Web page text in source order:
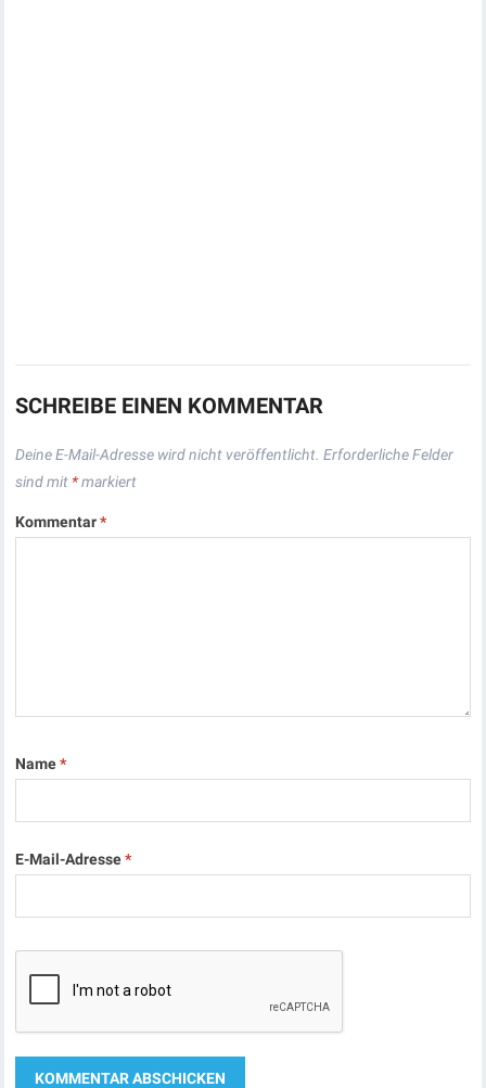
SCHREIBE EINEN KOMMENTAR
Deine E-Mail-Adresse wird nicht veröffentlicht. Erforderliche Felder
sind mit *markiert
Kommentar*
Name*
E-Mail-Adresse*